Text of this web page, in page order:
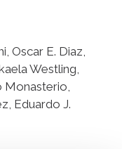
Oscar E. Diaz,
Westling,
Monasterio,
Eduardo J.